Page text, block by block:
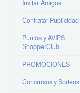
Invitar Amigos
Contratar Publicidad
Puntos y AVIPS
ShopperClub
PROMOCIONES
Concursos y Sorteos